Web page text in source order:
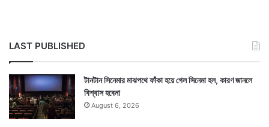
LAST PUBLISHED
টানটান সিনেমার মাঝপথে ফাঁকা হয়ে গেল সিনেমা হল, কারণ জানলে
বিশ্বাস হবেনা
August 6, 2026